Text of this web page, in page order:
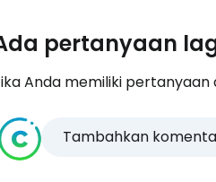
pertanyaan
Anda memiliki
Tambahkan